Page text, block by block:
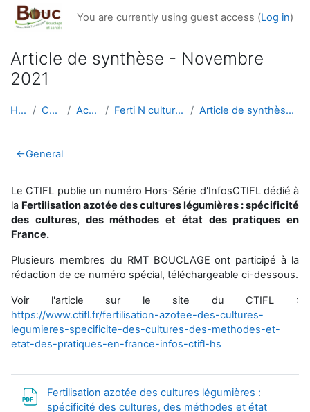
Skip to main content
You are currently using guest access (Log in)
Article de synthèse - Novembre
2021
Home Courses Actualités Ferti N cultures légumières Article de synthèse - Novembre 2021
Section outline
←General
Le CTIFL publie un numéro Hors-Série d'InfosCTIFL dédié à
la Fertilisation azotée des cultures légumières : spécificité
des cultures, des méthodes et état des pratiques en
France.
Plusieurs membres du RMT BOUCLAGE ont participé à la
rédaction de ce numéro spécial, téléchargeable ci-dessous.
Voir l'article sur le site du CTIFL :
https://www.ctifl.fr/fertilisation-azotee-des-cultures-
legumieres-specificite-des-cultures-des-methodes-et-
etat-des-pratiques-en-france-infos-ctifl-hs
Fertilisation azotée des cultures légumières :
spécificité des cultures, des méthodes et état